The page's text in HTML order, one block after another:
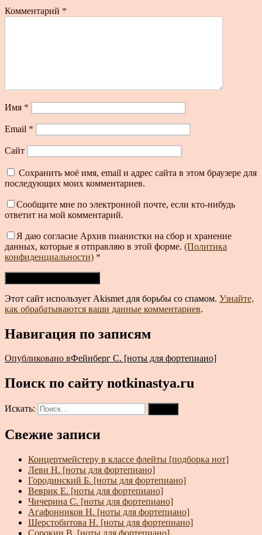
Комментарий *
Имя *
Email *
Сайт
Сохранить моё имя, email и адрес сайта в этом браузере для
последующих моих комментариев.
Сообщите мне по электронной почте, если кто-нибудь
ответит на мой комментарий.
Я даю согласие Архив пианистки на сбор и хранение
данных, которые я отправляю в этой форме. (Политика
конфиденциальности) *
Этот сайт использует Akismet для борьбы со спамом. Узнайте,
как обрабатываются ваши данные комментариев.
Навигация по записям
Опубликовано вФейнберг С. [ноты для фортепиано]
Поиск по сайту notkinastya.ru
Искать:
Свежие записи
Концертмейстеру в классе флейты [подборка нот]
Леви Н. [ноты для фортепиано]
Городинский Б. [ноты для фортепиано]
Веврик Е. [ноты для фортепиано]
Чичерина С. [ноты для фортепиано]
Агафонников Н. [ноты для фортепиано]
Шерстобитова Н. [ноты для фортепиано]
Сорокин В. [ноты для фортепиано]